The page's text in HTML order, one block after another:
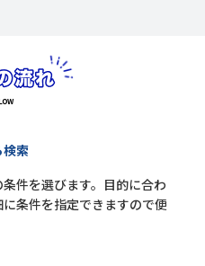
検索
条件を選びます。目的に合わ
条件を指定できますので便